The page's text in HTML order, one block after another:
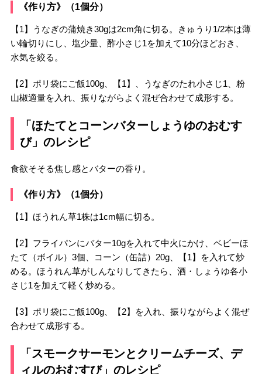
《作り方》（1個分）
【1】うなぎの蒲焼き30gは2cm角に切る。きゅうり1/2本は薄
い輪切りにし、塩少量、酢小さじ1を加えて10分ほどおき、
水気を絞る。
【2】ポリ袋にご飯100g、【1】、うなぎのたれ小さじ1、粉
山椒適量を入れ、振りながらよく混ぜ合わせて成形する。
「ほたてとコーンバターしょうゆのおむす
び」のレシピ
食欲そそる焦し感とバターの香り。
《作り方》（1個分）
【1】ほうれん草1株は1cm幅に切る。
【2】フライパンにバター10gを入れて中火にかけ、ベビーほ
たて（ボイル）3個、コーン（缶詰）20g、【1】を入れて炒
める。ほうれん草がしんなりしてきたら、酒・しょうゆ各小
さじ1を加えて軽く炒める。
【3】ポリ袋にご飯100g、【2】を入れ、振りながらよく混ぜ
合わせて成形する。
「スモークサーモンとクリームチーズ、デ
ィルのおむすび」のレシピ